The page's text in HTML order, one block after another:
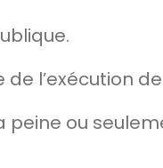
l’exécution
ou